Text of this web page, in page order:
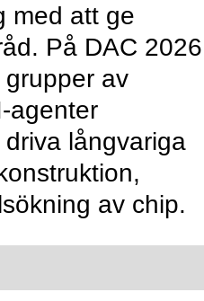
med att ge
På DAC 2026
av
agenter
långvariga
av chip.